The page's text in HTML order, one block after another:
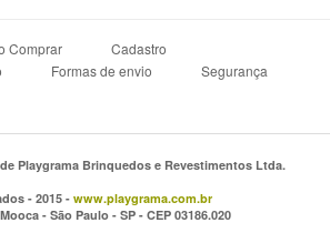
Comprar
Cadastro
Formas de envio
Segurança
Playgrama Brinquedos e Revestimentos Ltda.
- 2015 - www.playgrama.com.br
- São Paulo - SP - CEP 03186.020